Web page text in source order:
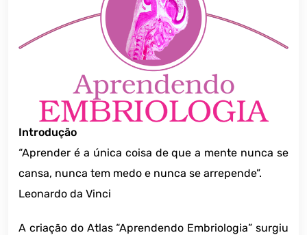
Introdução
“Aprender é a única coisa de que a mente nunca se
cansa, nunca tem medo e nunca se arrepende”.
Leonardo da Vinci
A criação do Atlas “Aprendendo Embriologia” surgiu